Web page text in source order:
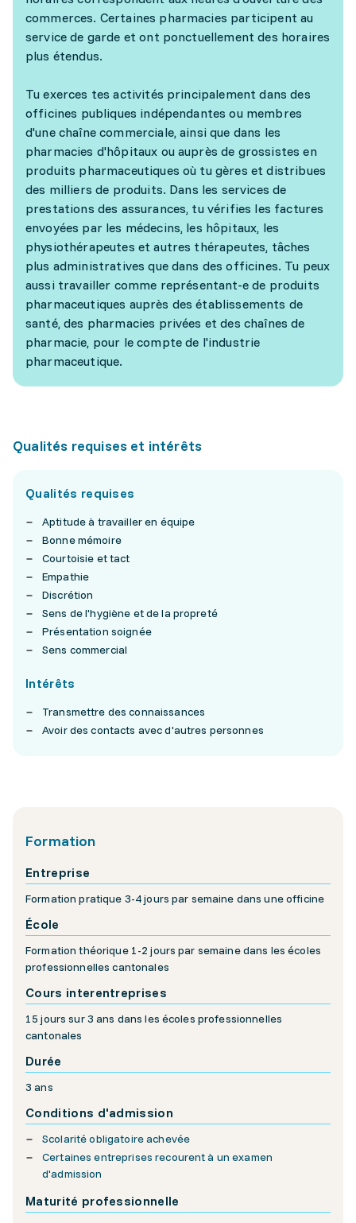
commerces. Certaines pharmacies participent au
service de garde et ont ponctuellement des horaires
plus étendus.
Tu exerces tes activités principalement dans des
officines publiques indépendantes ou membres
d'une chaîne commerciale, ainsi que dans les
pharmacies d'hôpitaux ou auprès de grossistes en
produits pharmaceutiques où tu gères et distribues
des milliers de produits. Dans les services de
prestations des assurances, tu vérifies les factures
envoyées par les médecins, les hôpitaux, les
physiothérapeutes et autres thérapeutes, tâches
plus administratives que dans des officines. Tu peux
aussi travailler comme représentant-e de produits
pharmaceutiques auprès des établissements de
santé, des pharmacies privées et des chaînes de
pharmacie, pour le compte de l'industrie
pharmaceutique.
Qualités requises et intérêts
Qualités requises
Aptitude à travailler en équipe
Bonne mémoire
Courtoisie et tact
Empathie
Discrétion
Sens de l'hygiène et de la propreté
Présentation soignée
Sens commercial
Intérêts
Transmettre des connaissances
Avoir des contacts avec d'autres personnes
Formation
Entreprise
Formation pratique 3-4 jours par semaine dans une officine
École
Formation théorique 1-2 jours par semaine dans les écoles
professionnelles cantonales
Cours interentreprises
15 jours sur 3 ans dans les écoles professionnelles
cantonales
Durée
3 ans
Conditions d'admission
Scolarité obligatoire achevée
Certaines entreprises recourent à un examen
d'admission
Maturité professionnelle